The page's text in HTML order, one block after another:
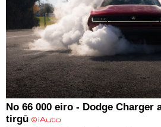
No 66 000 eiro - Dodge Charger
tirgū